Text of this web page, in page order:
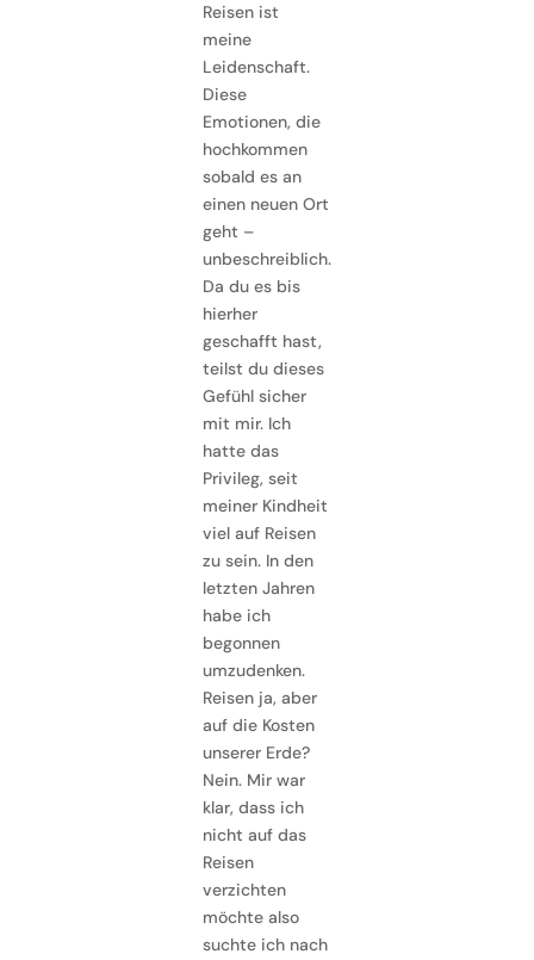
Reisen ist
meine
Leidenschaft.
Diese
Emotionen, die
hochkommen
sobald es an
einen neuen Ort
geht –
unbeschreiblich.
Da du es bis
hierher
geschafft hast,
teilst du dieses
Gefühl sicher
mit mir. Ich
hatte das
Privileg, seit
meiner Kindheit
viel auf Reisen
zu sein. In den
letzten Jahren
habe ich
begonnen
umzudenken.
Reisen ja, aber
auf die Kosten
unserer Erde?
Nein. Mir war
klar, dass ich
nicht auf das
Reisen
verzichten
möchte also
suchte ich nach